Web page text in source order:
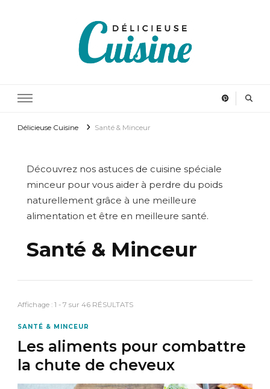
Délicieuse Cuisine Santé & Minceur
Découvrez nos astuces de cuisine spéciale
minceur pour vous aider à perdre du poids
naturellement grâce à une meilleure
alimentation et être en meilleure santé.
Santé & Minceur
Affichage : 1 - 7 sur 46 RÉSULTATS
SANTÉ & MINCEUR
Les aliments pour combattre
la chute de cheveux